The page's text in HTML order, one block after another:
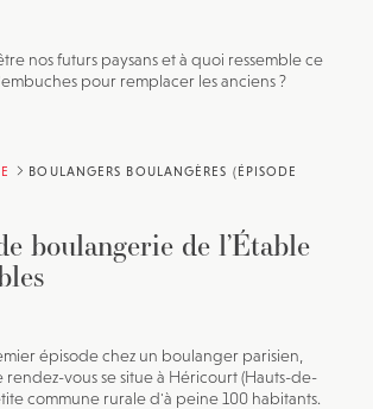
nos futurs paysans et à quoi ressemble ce
pour remplacer les anciens ?
BOULANGERS BOULANGÈRES (ÉPISODE
boulangerie de l’Étable
épisode chez un boulanger parisien,
vous se situe à Héricourt (Hauts-de-
commune rurale d'à peine 100 habitants.